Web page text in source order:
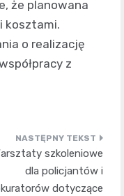
że planowana
kosztami.
o realizację
z
szkoleniowe
dla policjantów i
dotyczące